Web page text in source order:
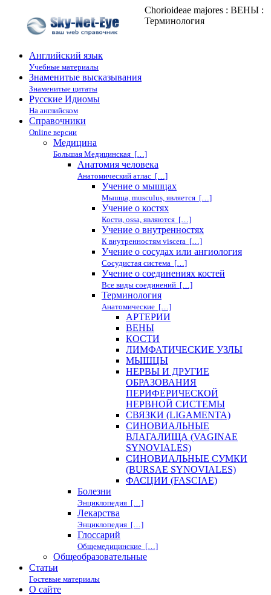
Chorioideae majores : ВЕНЫ :
Терминология
Английский язык
Учебные материалы
Знаменитые высказывания
Знаменитые цитаты
Русские Идиомы
На английском
Справочники
Online версии
Медицина
Большая Медицинская […]
Анатомия человека
Анатомический атлас […]
Учение о мышцах
Мышца, musculus, является […]
Учение о костях
Кости, ossa, являются […]
Учение о внутренностях
К внутренностям viscera […]
Учение о сосудах или ангиология
Сосудистая система […]
Учение о соединениях костей
Все виды соединений […]
Терминология
Анатомические […]
АРТЕРИИ
ВЕНЫ
КОСТИ
ЛИМФАТИЧЕСКИЕ УЗЛЫ
МЫШЦЫ
НЕРВЫ И ДРУГИЕ
ОБРАЗОВАНИЯ
ПЕРИФЕРИЧЕСКОЙ
НЕРВНОЙ СИСТЕМЫ
СВЯЗКИ (LIGAMENTA)
СИНОВИАЛЬНЫЕ
ВЛАГАЛИЩА (VAGINAE
SYNOVIALES)
СИНОВИАЛЬНЫЕ СУМКИ
(BURSAE SYNOVIALES)
ФАСЦИИ (FASCIAE)
Болезни
Энциклопедия […]
Лекарства
Энциклопедия […]
Глоссарий
Общемедицинские […]
Общеобразовательные
Статьи
Гостевые материалы
О сайте